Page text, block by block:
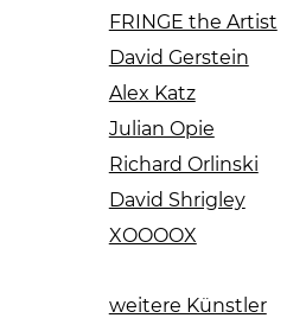
FRINGE the Artist
David Gerstein
Alex Katz
Julian Opie
Richard Orlinski
David Shrigley
XOOOOX
weitere Künstler